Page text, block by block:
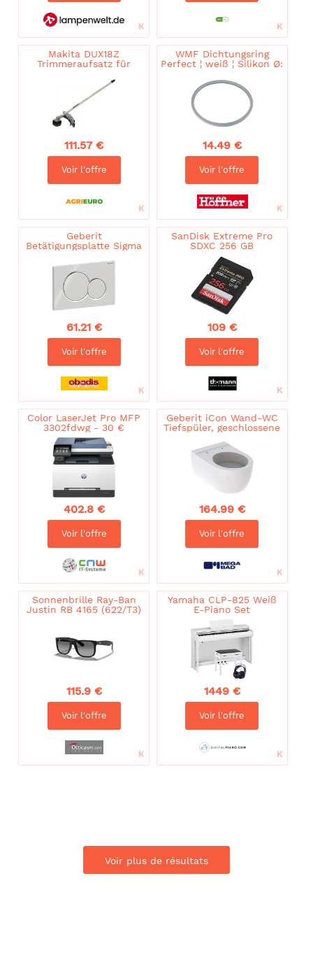
Makita DUX18Z
Trimmeraufsatz für
111.57 €
Voir l'offre
WMF Dichtungsring
Perfect ¦ weiß ¦ Silikon Ø:
14.49 €
Voir l'offre
Geberit
Betätigungsplatte Sigma
hochglanz-verchromt,
für 2-Mengen-Spülung
61.21 €
Voir l'offre
SanDisk Extreme Pro
SDXC 256 GB
109 €
Voir l'offre
Color LaserJet Pro MFP
3302fdwg - 30 €
Gutschein - HP Power
Partner
402.8 €
Voir l'offre
Geberit iCon Wand-WC
Tiefspüler, geschlossene
164.99 €
Voir l'offre
Sonnenbrille Ray-Ban
Justin RB 4165 (622/T3)
115.9 €
Voir l'offre
Yamaha CLP-825 Weiß
E-Piano Set
1449 €
Voir l'offre
Voir plus de résultats